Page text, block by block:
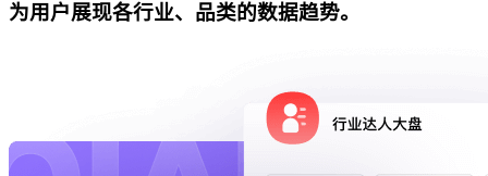
为用户展现各行业、品类的数据趋势。